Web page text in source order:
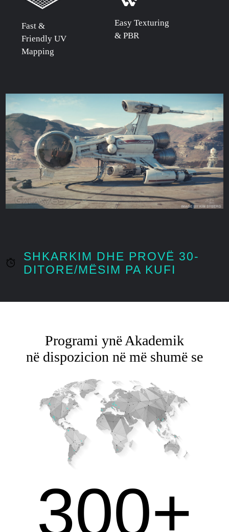
Fast &
Friendly UV
Mapping
Easy Texturing
& PBR
SHKARKIM DHE PROVË 30-
DITORE/MËSIM PA KUFI
Programi ynë Akademik
në dispozicion në më shumë se
300+